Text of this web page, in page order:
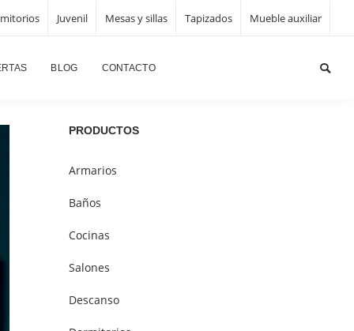
Juvenil Mesas y sillas Tapizados Mueble auxiliar
BLOG CONTACTO
PRODUCTOS
Armarios
Baños
Cocinas
Salones
Descanso